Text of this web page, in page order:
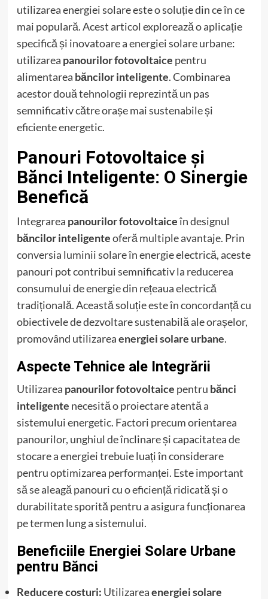
utilizarea energiei solare este o soluție din ce în ce
mai populară. Acest articol explorează o aplicație
specifică și inovatoare a energiei solare urbane:
utilizarea panourilor fotovoltaice pentru
alimentarea băncilor inteligente. Combinarea
acestor două tehnologii reprezintă un pas
semnificativ către orașe mai sustenabile și
eficiente energetic.
Panouri Fotovoltaice și
Bănci Inteligente: O Sinergie
Benefică
Integrarea panourilor fotovoltaiceîn designul
băncilor inteligenteoferă multiple avantaje. Prin
conversia luminii solare în energie electrică, aceste
panouri pot contribui semnificativ la reducerea
consumului de energie din rețeaua electrică
tradițională. Această soluție este în concordanță cu
obiectivele de dezvoltare sustenabilă ale orașelor,
promovând utilizareaenergiei solare urbane.
Aspecte Tehnice ale Integrării
Utilizarea panourilor fotovoltaice pentru bănci
inteligente necesită o proiectare atentă a
sistemului energetic. Factori precum orientarea
panourilor, unghiul de înclinare și capacitatea de
stocare a energiei trebuie luați în considerare
pentru optimizarea performanței. Este important
să se aleagă panouri cu o eficiență ridicată și o
durabilitate sporită pentru a asigura funcționarea
pe termen lung a sistemului.
Beneficiile Energiei Solare Urbane
pentru Bănci
Reducere costuri: Utilizareaenergiei solare